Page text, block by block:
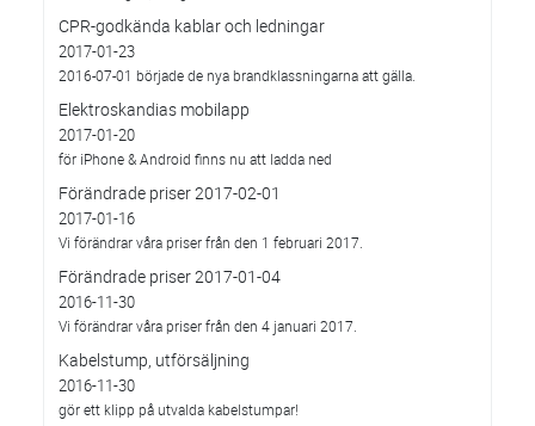
CPR-godkända kablar och ledningar
2017-01-23
2016-07-01 började de nya brandklassningarna att gälla.
Elektroskandias mobilapp
2017-01-20
för iPhone & Android finns nu att ladda ned
Förändrade priser 2017-02-01
2017-01-16
Vi förändrar våra priser från den 1 februari 2017.
Förändrade priser 2017-01-04
2016-11-30
Vi förändrar våra priser från den 4 januari 2017.
Kabelstump, utförsäljning
2016-11-30
gör ett klipp på utvalda kabelstumpar!